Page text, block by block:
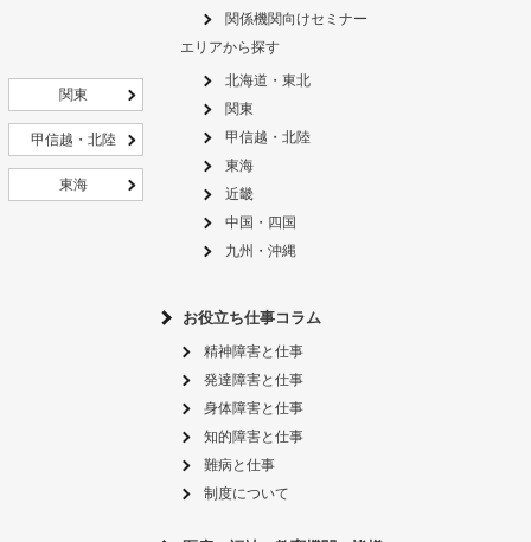
関東
甲信越・北陸
東海
関係機関向けセミナー
エリアから探す
北海道・東北
関東
甲信越・北陸
東海
近畿
中国・四国
九州・沖縄
お役立ち仕事コラム
精神障害と仕事
発達障害と仕事
身体障害と仕事
知的障害と仕事
難病と仕事
制度について